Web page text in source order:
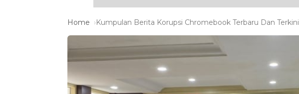
Home Kumpulan Berita Korupsi Chromebook Terbaru Dan Terkini